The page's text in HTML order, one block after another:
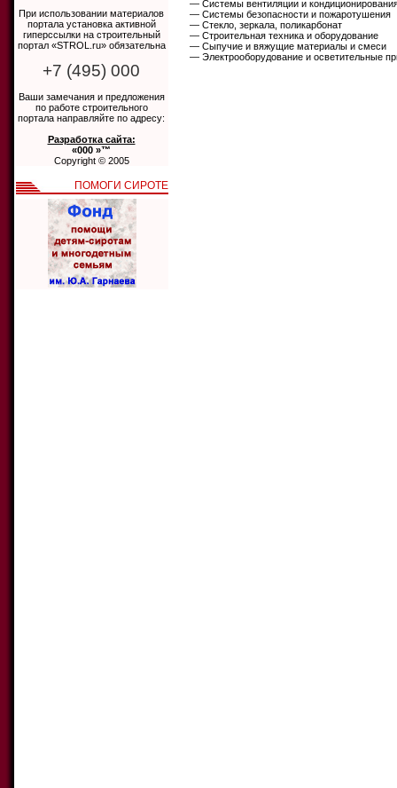
— Системы вентиляции и
— Системы безопасности и пожаротушения
— Стекло, зеркала, поликарбонат
— Строительная техника и оборудование
— Сыпучие и вяжущие материалы и смеси
— Электрооборудование и осветительные
При использовании материалов
портала установка активной
гиперссылки на строительный
портал «STROL.ru» обязательна
+7 (495) 000
Ваши замечания и предложения
по работе строительного
портала направляйте по адресу:
Разработка сайта:
«000 »™
Copyright © 2005
ПОМОГИ СИРОТЕ